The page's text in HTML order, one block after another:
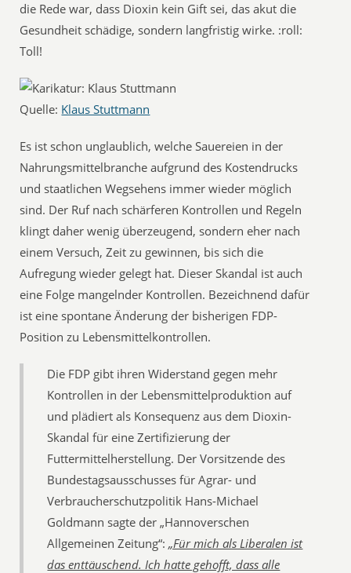
die Rede war, dass Dioxin kein Gift sei, das akut die
Gesundheit schädige, sondern langfristig wirke. :roll:
Toll!
Quelle: Klaus Stuttmann
Es ist schon unglaublich, welche Sauereien in der
Nahrungsmittelbranche aufgrund des Kostendrucks
und staatlichen Wegsehens immer wieder möglich
sind. Der Ruf nach schärferen Kontrollen und Regeln
klingt daher wenig überzeugend, sondern eher nach
einem Versuch, Zeit zu gewinnen, bis sich die
Aufregung wieder gelegt hat. Dieser Skandal ist auch
eine Folge mangelnder Kontrollen. Bezeichnend dafür
ist eine spontane Änderung der bisherigen FDP-
Position zu Lebensmittelkontrollen.
Die FDP gibt ihren Widerstand gegen mehr
Kontrollen in der Lebensmittelproduktion auf
und plädiert als Konsequenz aus dem Dioxin-
Skandal für eine Zertifizierung der
Futtermittelherstellung. Der Vorsitzende des
Bundestagsausschusses für Agrar- und
Verbraucherschutzpolitik Hans-Michael
Goldmann sagte der „Hannoverschen
Allgemeinen Zeitung“:„Für mich als Liberalen ist
das enttäuschend. Ich hatte gehofft, dass alle